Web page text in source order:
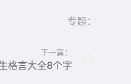
专题：
下一篇：
格言大全8个字